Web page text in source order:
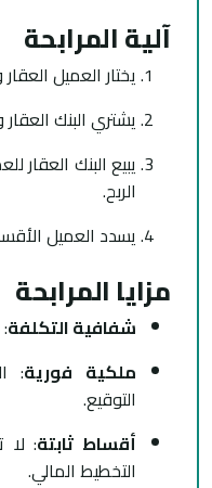
آلية المرابحة
يختار العميل
يشتري البنك
يبيع البنك العقار للعميل بسعر يشمل التكلفة وهامش
الربح.
يسدد العميل
مزايا المرابحة
شفافية التكلفة
ملكية فورية:
التوقيع.
أقساط ثابتة: لا
التخطيط المالي.